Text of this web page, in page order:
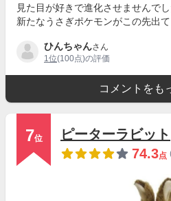
見た目が好きで進化させませんでし
新たなうさぎポケモンがこの先出
ひんちゃんさん
1位(100点)の評価
コメントをも
7位
ピーターラビット
74.3点